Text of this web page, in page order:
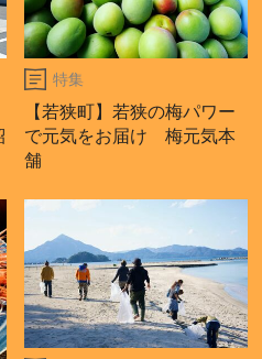
特集
【若狭町】若狭の梅パワー
で元気をお届け 梅元気本
舗